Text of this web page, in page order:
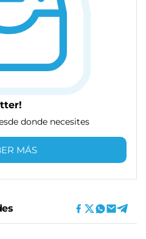
donde necesites
MÁS